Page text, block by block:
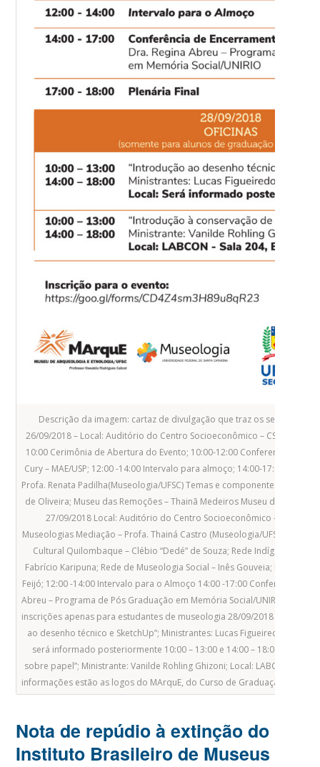
Descrição da imagem: cartaz de divulgação que traz os seguintes
26/09/2018 – Local: Auditório do Centro Socioeconômico – CSE –
10:00 Cerimônia de Abertura do Evento; 10:00-12:00 Conferencia de
Cury – MAE/USP; 12:00 -14:00 Intervalo para almoço; 14:00-17:00 Mesa
Profa. Renata Padilha(Museologia/UFSC) Temas e componentes da
de Oliveira; Museu das Remoções – Thainã Medeiros Museu da
27/09/2018 Local: Auditório do Centro Socioeconômico – CSE
Museologias Mediação – Profa. Thainá Castro (Museologia/UFSC).
Cultural Quilombaque – Clébio “Dedé” de Souza; Rede Indígena de
Fabrício Karipuna; Rede de Museologia Social – Inês Gouveia;
Feijó; 12:00 -14:00 Intervalo para o Almoço 14:00 -17:00 Conferência de
Abreu – Programa de Pós Graduação em Memória Social/UNIRIO; 17:00 -
inscrições apenas para estudantes de museologia 28/09/2018 10:00 –
ao desenho técnico e SketchUp”; Ministrantes: Lucas Figueiredo Lopes
será informado posteriormente 10:00 – 13:00 e 14:00 – 18:00
sobre papel”; Ministrante: Vanilde Rohling Ghizoni; Local: LABCON –
informações estão as logos do MArquE, do Curso de Graduação em
Nota de repúdio à extinção do
Instituto Brasileiro de Museus